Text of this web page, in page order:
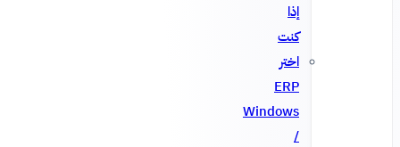
إذا
كنت
اختر
ERP
Windows
/